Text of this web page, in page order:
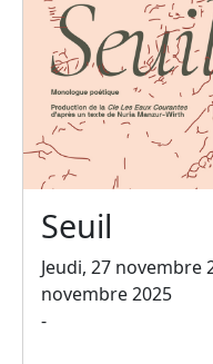
Seuil
Jeudi, 27 novembre
novembre 2025
-